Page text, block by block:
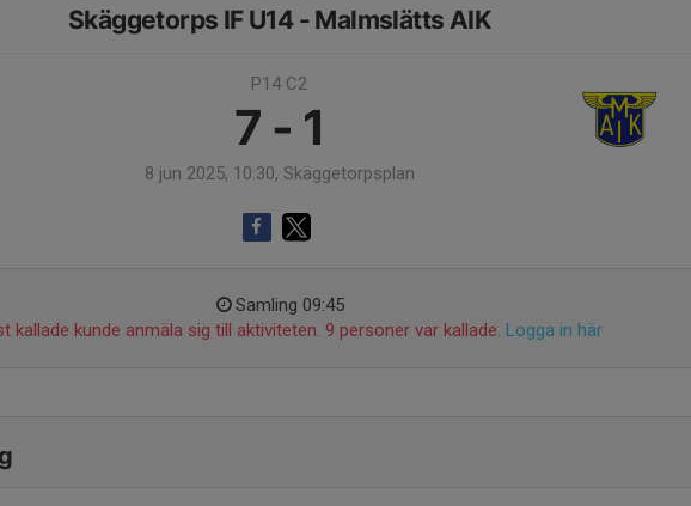
Skäggetorps IF U14 - Malmslätts AIK
P14 C2
7 - 1
8 jun 2025, 10:30, Skäggetorpsplan
Samling 09:45
kallade kunde anmäla sig till aktiviteten. 9 personer var kallade. Logga in här